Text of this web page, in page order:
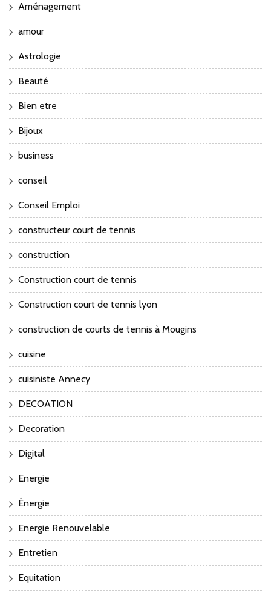
Aménagement
amour
Astrologie
Beauté
Bien etre
Bijoux
business
conseil
Conseil Emploi
constructeur court de tennis
construction
Construction court de tennis
Construction court de tennis lyon
construction de courts de tennis à Mougins
cuisine
cuisiniste Annecy
DECOATION
Decoration
Digital
Energie
Énergie
Energie Renouvelable
Entretien
Equitation